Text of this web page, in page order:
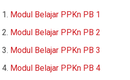
Modul Belajar PPKn PB 1
Modul Belajar PPKn PB 2
Modul Belajar PPKn PB 3
Modul Belajar PPKn PB 4